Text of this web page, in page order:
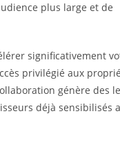
plus large et de
significativement
privilégié aux
génère des
déjà sensibilisés